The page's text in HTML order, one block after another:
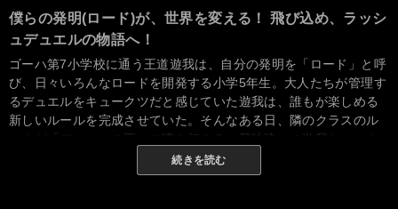
僕らの発明(ロード)が、世界を変える！ 飛び込め、ラッシ
ュデュエルの物語へ！
ゴーハ第7小学校に通う王道遊我は、自分の発明を「ロード」と呼
び、日々いろんなロードを開発する小学5年生。大人たちが管理す
るデュエルをキュークツだと感じていた遊我は、誰もが楽しめる
新しいルールを完成させていた。そんなある日、隣のクラスのル
ークが「デュエルの王」の噂を伝える。興味津々の遊我とルーク
がたどり着いた先に待っていたのは、いかにも意味ありげな石碑
の前に現れた謎の人物……そしてデュエルの王として認められる
続きを読む